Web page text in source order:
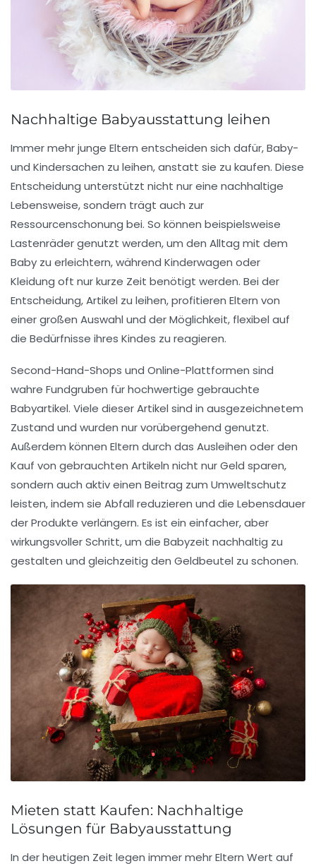
Nachhaltige Babyausstattung leihen
Immer mehr junge Eltern entscheiden sich dafür,Baby-
und Kindersachen zu leihen, anstatt sie zu kaufen. Diese
Entscheidung unterstützt nicht nur eine nachhaltige
Lebensweise, sondern trägt auch zur
Ressourcenschonung bei. So können beispielsweise
Lastenrädergenutzt werden, um den Alltag mit dem
Baby zu erleichtern, während Kinderwagen oder
Kleidung oft nur kurze Zeit benötigt werden. Bei der
Entscheidung, Artikel zu leihen, profitieren Eltern von
einer großen Auswahl und der Möglichkeit, flexibel auf
die Bedürfnisse ihres Kindes zu reagieren.
Second-Hand-Shops und Online-Plattformen sind
wahre Fundgruben für hochwertige gebrauchte
Babyartikel. Viele dieser Artikel sind in ausgezeichnetem
Zustand und wurden nur vorübergehend genutzt.
Außerdem können Eltern durch das Ausleihen oder den
Kauf von gebrauchten Artikeln nicht nur Geld sparen,
sondern auch aktiv einen Beitrag zum Umweltschutz
leisten, indem sie Abfall reduzieren und die Lebensdauer
der Produkte verlängern. Es ist ein einfacher, aber
wirkungsvoller Schritt, um die Babyzeit nachhaltig zu
gestalten und gleichzeitig den Geldbeutel zu schonen.
Mieten statt Kaufen: Nachhaltige
Lösungen für Babyausstattung
In der heutigen Zeit legen immer mehr Eltern Wert auf